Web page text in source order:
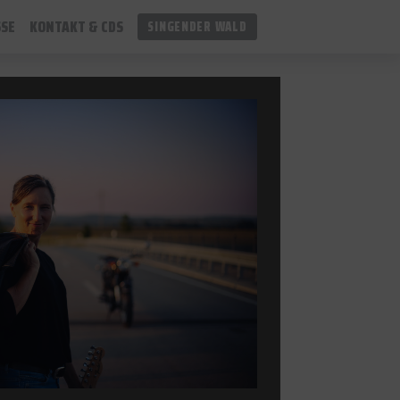
KONTAKT & CDS SINGENDER WALD